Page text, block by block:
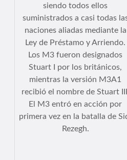
siendo todos ellos
suministrados a casi todas
naciones aliadas mediante la
Ley de Préstamo y Arriendo.
Los M3 fueron designados
Stuart I por los británicos,
mientras la versión M3A1
recibió el nombre de Stuart
El M3 entró en acción por
primera vez en la batalla de
Rezegh.